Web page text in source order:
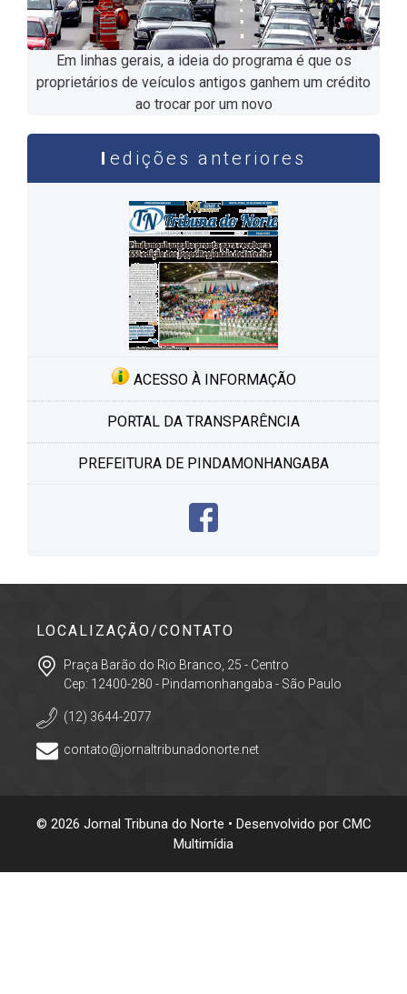
Em linhas gerais, a ideia do programa é que os
proprietários de veículos antigos ganhem um crédito
ao trocar por um novo
edições anteriores
ACESSO À INFORMAÇÃO
PORTAL DA TRANSPARÊNCIA
PREFEITURA DE PINDAMONHANGABA
LOCALIZAÇÃO/CONTATO
Praça Barão do Rio Branco, 25 - Centro
Cep: 12400-280 - Pindamonhangaba - São Paulo
(12) 3644-2077
contato@jornaltribunadonorte.net
© 2026 Jornal Tribuna do Norte • Desenvolvido por CMC
Multimídia